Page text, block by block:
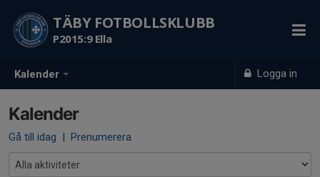
Kalender Logga in
TÄBY FOTBOLLSKLUBB
P2015:9 Ella
Kalender
Gå till idag | Prenumerera